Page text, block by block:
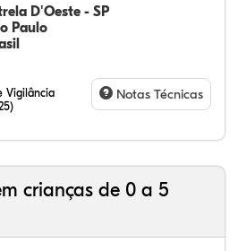
D'Oeste - SP
Paulo
Vigilância
Notas Técnicas
crianças de 0 a 5